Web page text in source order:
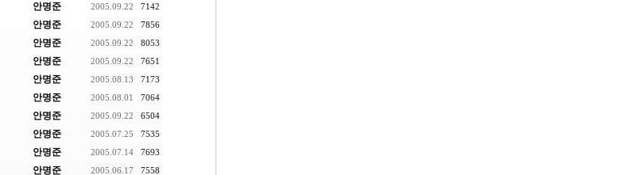
안명준 2005.09.22 7142
안명준 2005.09.22 7856
안명준 2005.09.22 8053
안명준 2005.09.22 7651
안명준 2005.08.13 7173
안명준 2005.08.01 7064
안명준 2005.09.22 6504
안명준 2005.07.25 7535
안명준 2005.07.14 7693
안명준 2005.06.17 7558